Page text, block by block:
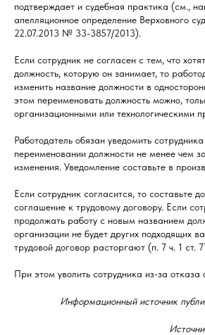
подтверждает и судебная практика (см.,
апелляционное определение Верховного
22.07.2013 № 33-3857/2013).
Если сотрудник не согласен с тем, что
должность, которую он занимает, то
изменить название должности в
этом переименовать должность можно,
организационными или технологическими
Работодатель обязан уведомить
переименовании должности не менее чем
изменения. Уведомление составьте в
Если сотрудник согласится, то составьте
соглашение к трудовому договору. Если
продолжать работу с новым названием
организации не будет других подходящих
трудовой договор расторгают (п. 7 ч. 1 ст.
При этом уволить сотрудника из-за отказа
Информационный источник